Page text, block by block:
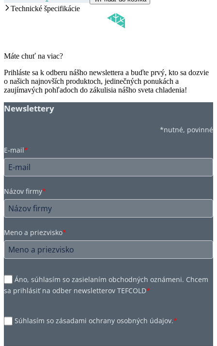
Technické špecifikácie
Máte chuť na viac?
Prihláste sa k odberu nášho newslettera a buďte prvý, kto sa dozvie
o našich najnovších produktoch, jedinečných ponukách a
zaujímavých pohľadoch do zákulisia nášho sveta chladenia!
Newslettery
*nutné, povinné
E-mail*
Názov firmy*
Meno a priezvisko*
Áno, súhlasím so zasielaním obchodných oznámeni. Chcem
sa prihlásiť na odber newsletterov TEFCOLD*
Súhlasím so zásadami ochrany osobných údajov.*